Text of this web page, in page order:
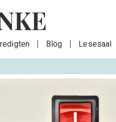
Blog Lesesaal